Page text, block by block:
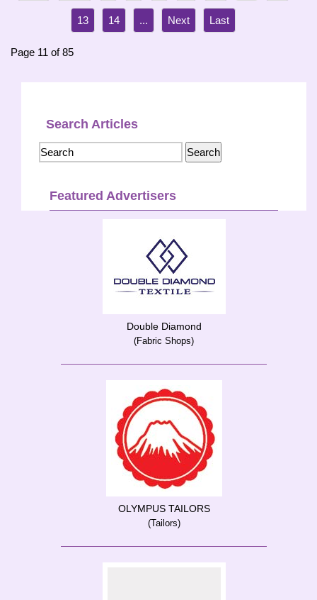
13 14 ...
Page 11 of 85
Search Articles
Featured Advertisers
Double Diamond
(Fabric Shops)
OLYMPUS TAILORS
(Tailors)